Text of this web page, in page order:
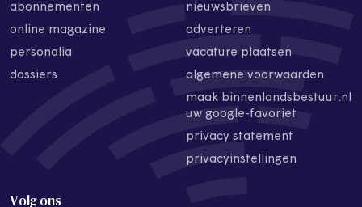
abonnementen
online magazine
personalia
dossiers
nieuwsbrieven
adverteren
vacature plaatsen
algemene voorwaarden
maak binnenlandsbestuur.nl
uw google-favoriet
privacy statement
privacyinstellingen
Volg ons